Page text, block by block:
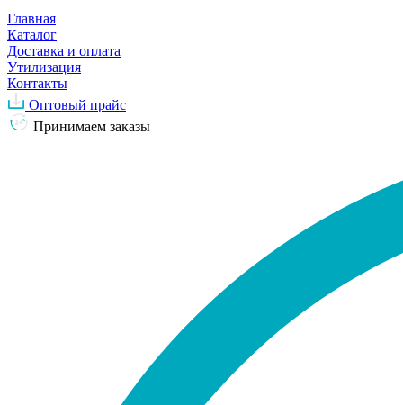
Главная
Каталог
Доставка и оплата
Утилизация
Контакты
Оптовый прайс
Принимаем заказы